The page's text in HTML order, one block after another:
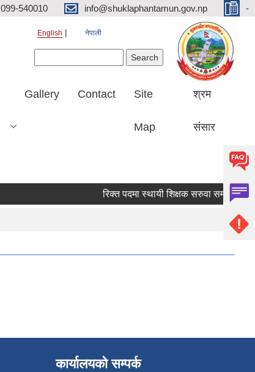
099-540010 info@shuklaphantamun.gov.np -
English नेपाली
Gallery Contact Site
Map
श्रम
संसार
रिक्त पदमा स्थायी शिक्षक सरुवा सम्बन्धि
कार्यालयको सम्पर्क